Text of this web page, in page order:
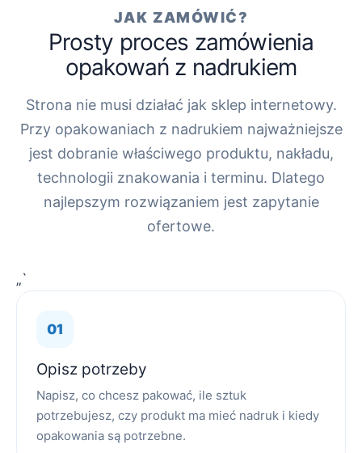
JAK ZAMÓWIĆ?
Prosty proces zamówienia
opakowań z nadrukiem
Strona nie musi działać jak sklep internetowy.
Przy opakowaniach z nadrukiem najważniejsze
jest dobranie właściwego produktu, nakładu,
technologii znakowania i terminu. Dlatego
najlepszym rozwiązaniem jest zapytanie
ofertowe.
„`
Opisz potrzeby
Napisz, co chcesz pakować, ile sztuk
potrzebujesz, czy produkt ma mieć nadruk i kiedy
opakowania są potrzebne.